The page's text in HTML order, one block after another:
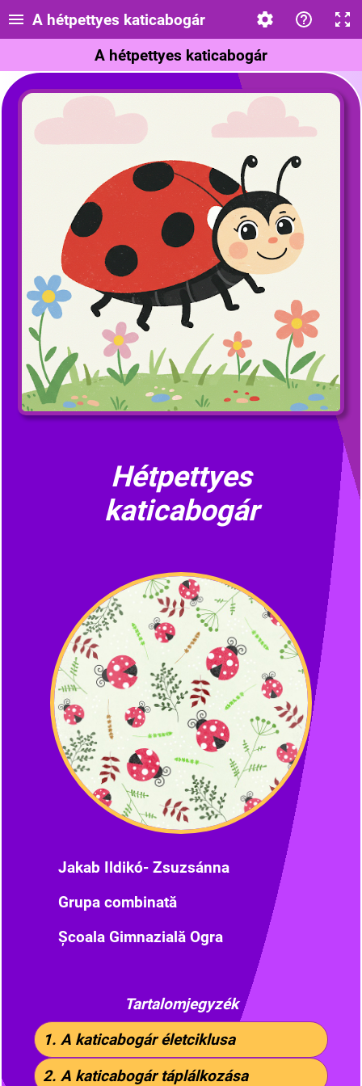
A hétpettyes katicabogár
A hétpettyes katicabogár
Hétpettyes
katicabogár
Jakab Ildikó- Zsuzsánna
Grupa combinată
Școala Gimnazială Ogra
Tartalomjegyzék
1. A katicabogár életciklusa
2. A katicabogár táplálkozása